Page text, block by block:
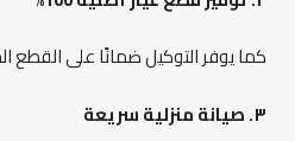
كما يوفر التوكيل ضمانًا على القطع
٣. صيانة منزلية سريعة